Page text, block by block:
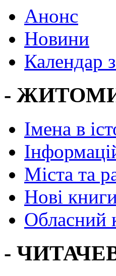
Анонс
Новини
Календар
-
Імена в
Міста та
Нові
Обласний
-